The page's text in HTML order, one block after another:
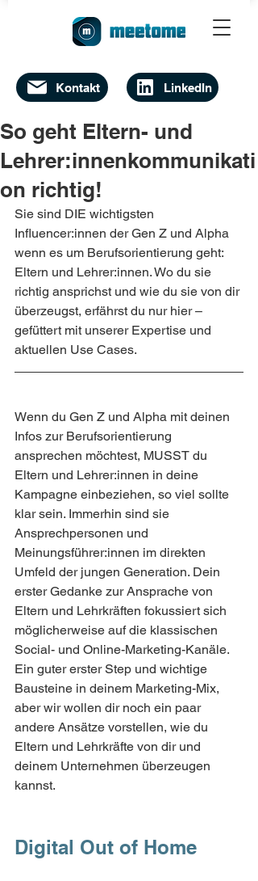
Kontakt LinkedIn
So geht Eltern- und
Lehrer:innenkommunikati
on richtig!
Sie sind DIE wichtigsten
Influencer:innen der Gen Z und Alpha
wenn es um Berufsorientierung geht:
Eltern und Lehrer:innen. Wo du sie
richtig ansprichst und wie du sie von dir
überzeugst, erfährst du nur hier –
gefüttert mit unserer Expertise und
aktuellen Use Cases.
Wenn du Gen Z und Alpha mit deinen
Infos zur Berufsorientierung
ansprechen möchtest, MUSST du
Eltern und Lehrer:innen in deine
Kampagne einbeziehen, so viel sollte
klar sein. Immerhin sind sie
Ansprechpersonen und
Meinungsführer:innen im direkten
Umfeld der jungen Generation. Dein
erster Gedanke zur Ansprache von
Eltern und Lehrkräften fokussiert sich
möglicherweise auf die klassischen
Social- und Online-Marketing-Kanäle.
Ein guter erster Step und wichtige
Bausteine in deinem Marketing-Mix,
aber wir wollen dir noch ein paar
andere Ansätze vorstellen, wie du
Eltern und Lehrkräfte von dir und
deinem Unternehmen überzeugen
kannst.
Digital Out of Home